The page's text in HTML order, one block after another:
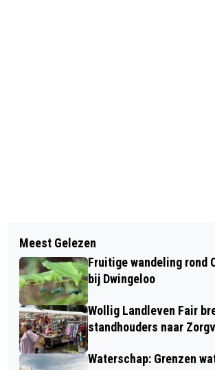
TWEEDE NIEUW TALENT
REESTDALMUZIKANTEN BIJ
JELLE ZOETENDAL TRAPT
Meest Gelezen
Fruitige wandeling rond
bij Dwingeloo
Wollig Landleven Fair
standhouders naar
Waterschap: Grenzen